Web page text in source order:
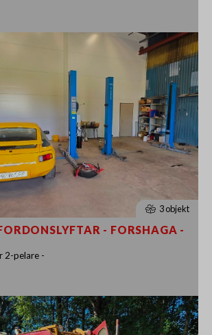
3 objekt
- FORSHAGA -
2-pelare -